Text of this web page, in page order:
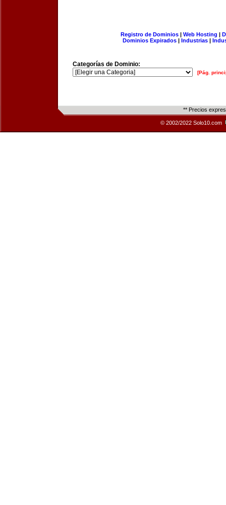
Registro de Dominios| Web Hosting |
Dominios Expirados | Industrias |
Categorías de Dominio:
[Pág.
** Precios
© 2002/2022 Solo10.com